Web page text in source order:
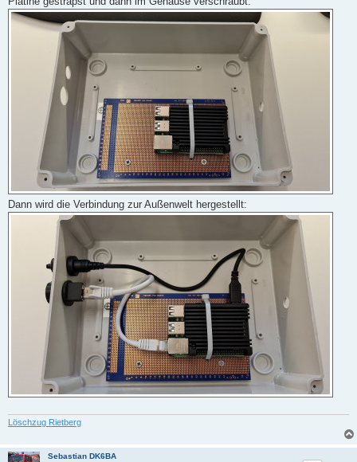
Dann wird die Verbindung zur Außenwelt hergestellt:
Löschzug Rietberg
Sebastian DK6BA